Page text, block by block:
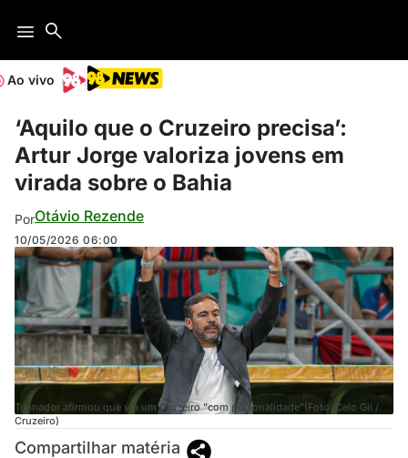
Ao vivo
‘Aquilo que o Cruzeiro precisa’:
Artur Jorge valoriza jovens em
virada sobre o Bahia
PorOtávio Rezende
10/05/2026 06:00
Treinador afirmou que viu um Cruzeiro "com personalidade"(Foto: Celo Gil /
Cruzeiro)
Compartilhar matéria